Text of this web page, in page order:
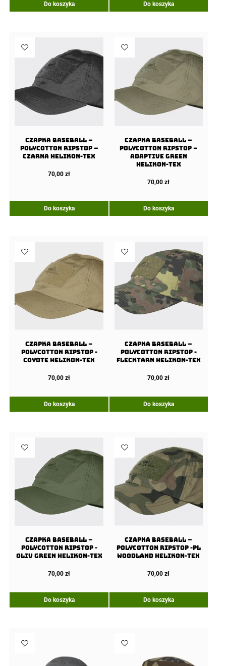
Do koszyka Do koszyka
Czapka Baseball –
PolyCotton Ripstop –
Czarna Helikon-Tex
70,00zł
Do koszyka
Czapka Baseball –
PolyCotton Ripstop –
Adaptive Green
Helikon-Tex
70,00zł
Do koszyka
Czapka Baseball –
PolyCotton Ripstop -
Coyote Helikon-Tex
70,00zł
Do koszyka
Czapka Baseball –
PolyCotton Ripstop -
Flecktarn Helikon-Tex
70,00zł
Do koszyka
Czapka Baseball –
PolyCotton Ripstop -
Oliv Green Helikon-Tex
70,00zł
Do koszyka
Czapka Baseball –
PolyCotton Ripstop -PL
Woodland Helikon-Tex
70,00zł
Do koszyka